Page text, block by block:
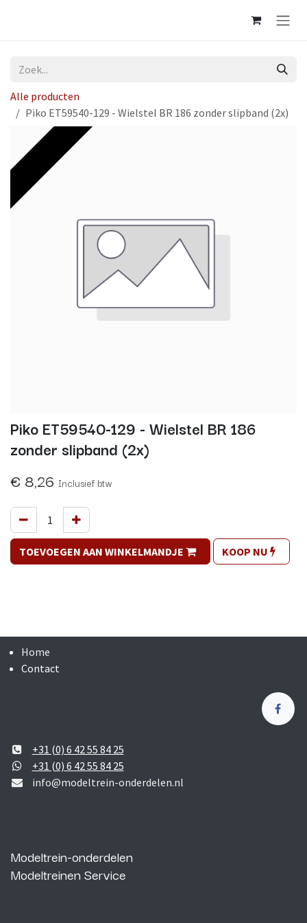
Alle producten
Piko ET59540-129 - Wielstel BR 186 zonder slipband (2x)
Op voorraad
Piko ET59540-129 - Wielstel BR 186
zonder slipband (2x)
€ 8,26 Inclusief btw
TOEVOEGEN AAN WINKELMANDJE KOOP NU
Home
Contact
+31 (0) 6 42 55 84 25
+31 (0) 6 42 55 84 25
info@modeltrein-onderdelen.nl
Modeltrein-onderdelen
Modeltreinen Service